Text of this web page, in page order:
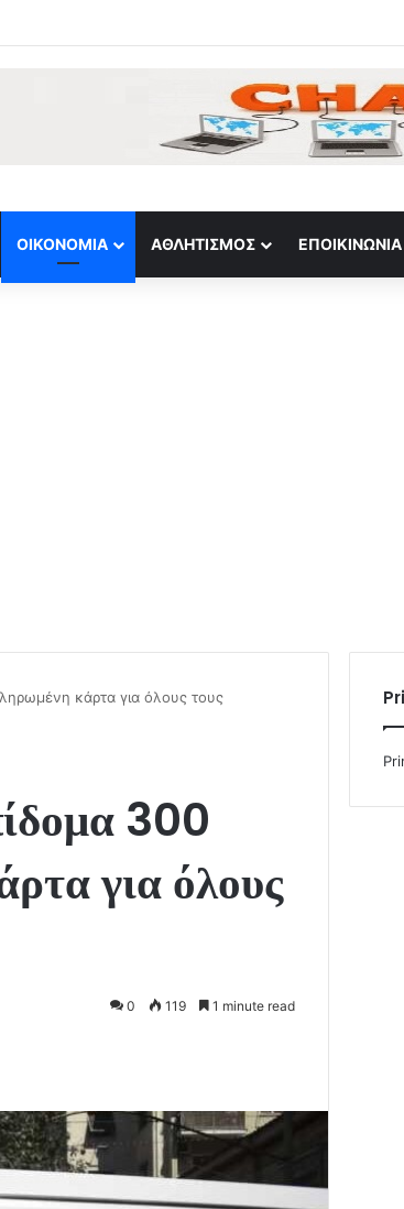
Ρίτσαρντ Λιου σε ελληνικά νερά
ΟΙΚΟΝΟΜΊΑ ΑΘΛΗΤΙΣΜΌΣ ΕΠΟΙΚΙΝΩΝΊΑ
κάρτα για όλους τους
300
για όλους
0 119 1 minute read